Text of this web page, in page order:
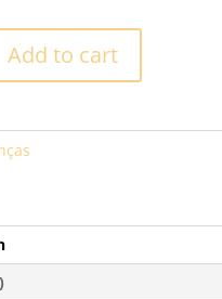
Add to cart